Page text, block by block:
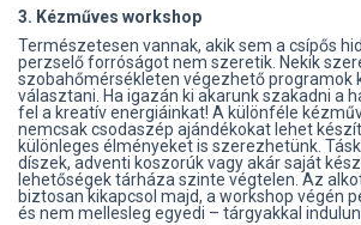
3. Kézműves workshop
Természetesen vannak, akik sem a csípős
perzselő forróságot nem szeretik. Nekik
szobahőmérsékleten végezhető programok
választani. Ha igazán ki akarunk szakadni a
fel a kreatív energiáinkat! A különféle
nemcsak csodaszép ajándékokat lehet
különleges élményeket is szerezhetünk.
díszek, adventi koszorúk vagy akár saját
lehetőségek tárháza szinte végtelen. Az
biztosan kikapcsol majd, a workshop végén
és nem mellesleg egyedi – tárgyakkal